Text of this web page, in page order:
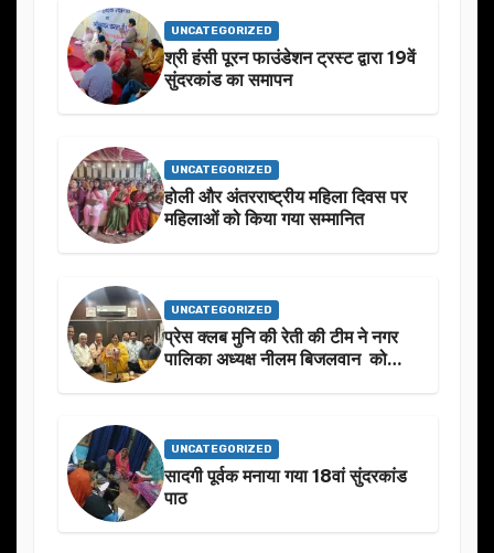
UNCATEGORIZED
श्री हंसी पूरन फाउंडेशन ट्रस्ट द्वारा 19वें
सुंदरकांड का समापन
UNCATEGORIZED
होली और अंतरराष्ट्रीय महिला दिवस पर
महिलाओं को किया गया सम्मानित
UNCATEGORIZED
प्रेस क्लब मुनि की रेती की टीम ने नगर
पालिका अध्यक्ष नीलम बिजलवान को
UNCATEGORIZED
सादगी पूर्वक मनाया गया 18वां सुंदरकांड
पाठ